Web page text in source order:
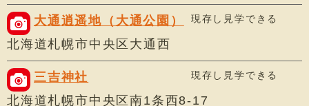
大通逍遥地（大通公園） 現存し見学できる
北海道札幌市中央区大通西
三吉神社 現存し見学できる
北海道札幌市中央区南1条西8-17